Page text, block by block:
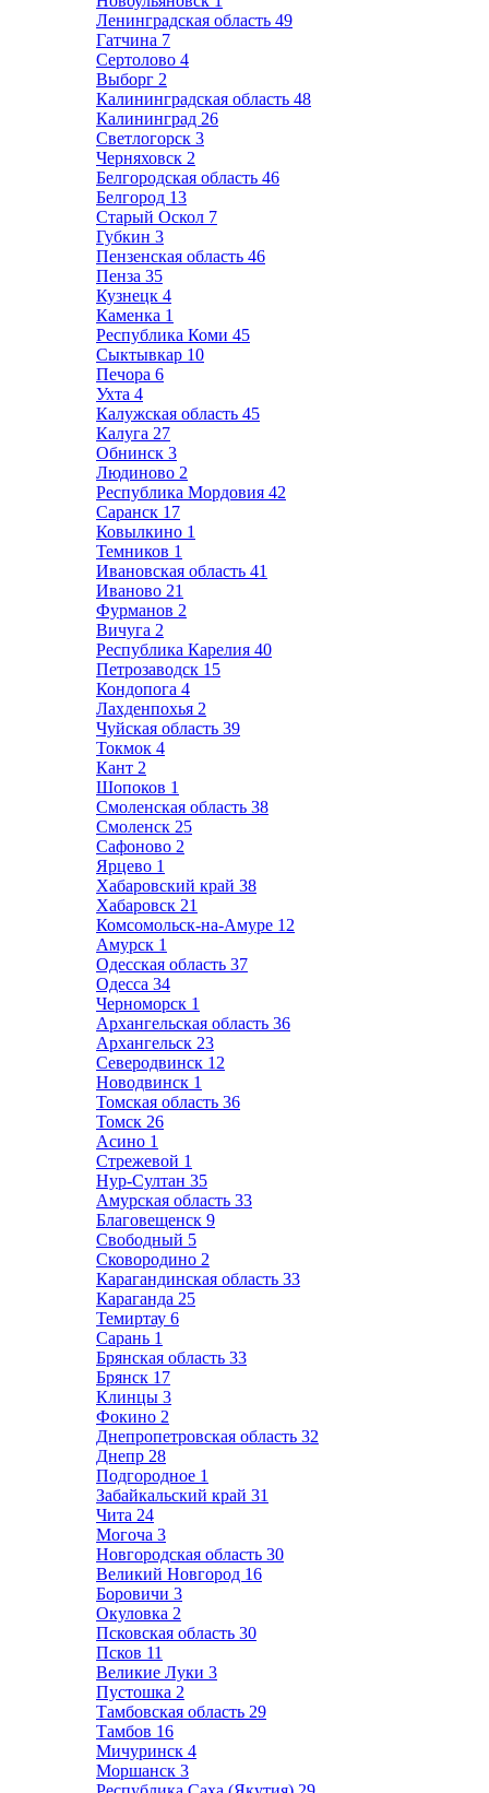
Ленинградская область 49
Гатчина 7
Сертолово 4
Выборг 2
Калининградская область 48
Калининград 26
Светлогорск 3
Черняховск 2
Белгородская область 46
Белгород 13
Старый Оскол 7
Губкин 3
Пензенская область 46
Пенза 35
Кузнецк 4
Каменка 1
Республика Коми 45
Сыктывкар 10
Печора 6
Ухта 4
Калужская область 45
Калуга 27
Обнинск 3
Людиново 2
Республика Мордовия 42
Саранск 17
Ковылкино 1
Темников 1
Ивановская область 41
Иваново 21
Фурманов 2
Вичуга 2
Республика Карелия 40
Петрозаводск 15
Кондопога 4
Лахденпохья 2
Чуйская область 39
Токмок 4
Кант 2
Шопоков 1
Смоленская область 38
Смоленск 25
Сафоново 2
Ярцево 1
Хабаровский край 38
Хабаровск 21
Комсомольск-на-Амуре 12
Амурск 1
Одесская область 37
Одесса 34
Черноморск 1
Архангельская область 36
Архангельск 23
Северодвинск 12
Новодвинск 1
Томская область 36
Томск 26
Асино 1
Стрежевой 1
Нур-Султан 35
Амурская область 33
Благовещенск 9
Свободный 5
Сковородино 2
Карагандинская область 33
Караганда 25
Темиртау 6
Сарань 1
Брянская область 33
Брянск 17
Клинцы 3
Фокино 2
Днепропетровская область 32
Днепр 28
Подгородное 1
Забайкальский край 31
Чита 24
Могоча 3
Новгородская область 30
Великий Новгород 16
Боровичи 3
Окуловка 2
Псковская область 30
Псков 11
Великие Луки 3
Пустошка 2
Тамбовская область 29
Тамбов 16
Мичуринск 4
Моршанск 3